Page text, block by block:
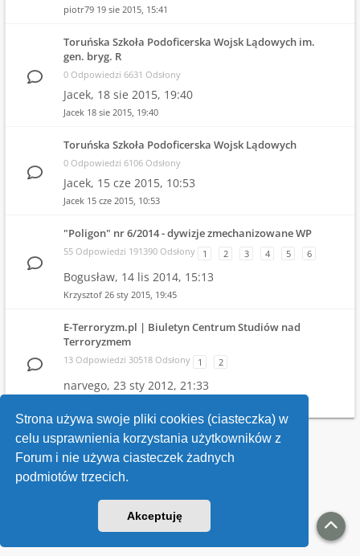
Strona używa swoje pliki cookies (ciasteczka) w
celu usprawnienia korzystania użytkowników z
Forum i nie używa ciasteczek żadnych
podmiotów trzecich.
Akceptuję
piotr79 19 sie 2015, 15:41
Toruńska Szkoła Podoficerska Wojsk Lądowych im.
gen. bryg. R
0 Odpowiedzi 6631 Odsłony
Jacek, 18 sie 2015, 19:40
Jacek 18 sie 2015, 19:40
Toruńska Szkoła Podoficerska Wojsk Lądowych
0 Odpowiedzi 6106 Odsłony
Jacek, 15 cze 2015, 10:53
Jacek 15 cze 2015, 10:53
"Poligon" nr 6/2014 - dywizje zmechanizowane WP
55 Odpowiedzi 191390 Odsłony 1 2 3 4 5 6
Bogusław, 14 lis 2014, 15:13
Krzysztof 26 sty 2015, 19:45
E-Terroryzm.pl | Biuletyn Centrum Studiów nad
Terroryzmem
13 Odpowiedzi 30518 Odsłony 1 2
narvego, 23 sty 2012, 21:33
Wróć do wykazu forów
v118